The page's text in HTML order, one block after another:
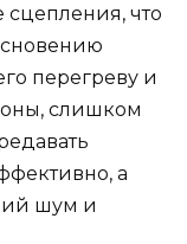
сцепления, что
перегреву и
слишком
а
шум и